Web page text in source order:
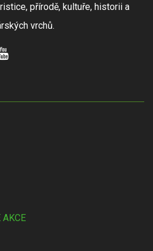
přírodě, kultuře, historii a
vrchů.
AKCE